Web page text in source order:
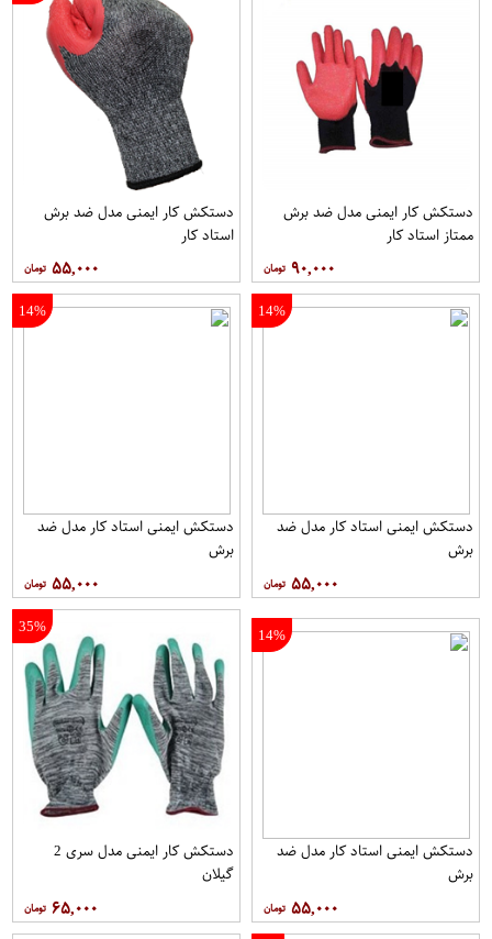
دستکش کار ایمنی مدل ضد برش
ممتاز استاد کار
۹۰,۰۰۰
دستکش کار ایمنی مدل ضد برش
استاد کار
۵۵,۰۰۰
14%
دستکش ایمنی استاد کار مدل ضد
برش
۵۵,۰۰۰
14%
دستکش ایمنی استاد کار مدل ضد
برش
۵۵,۰۰۰
14%
دستکش ایمنی استاد کار مدل ضد
برش
۵۵,۰۰۰
35%
دستکش کار ایمنی مدل سری 2
گیلان
۶۵,۰۰۰